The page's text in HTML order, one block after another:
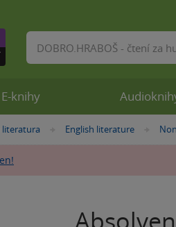
literatura »
English literature »
E-knihy
Vyhledávání